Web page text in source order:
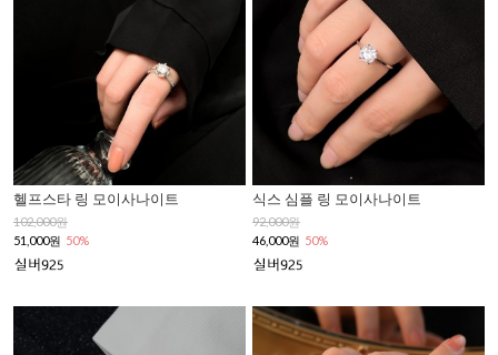
헬프스타 링 모이사나이트
102,000원
51,000원 50%
식스 심플 링 모이사나이트
92,000원
46,000원 50%